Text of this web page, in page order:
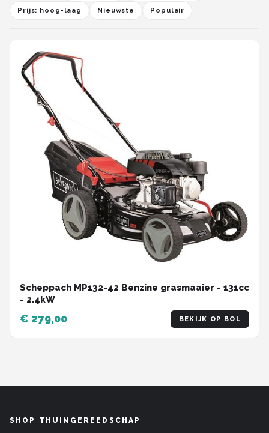
Prijs: hoog-laag Nieuwste Populair
Scheppach MP132-42 Benzine grasmaaier - 131cc
- 2.4kW
€ 279,00 BEKIJK OP BOL
SHOP THUINGEREEDSCHAP